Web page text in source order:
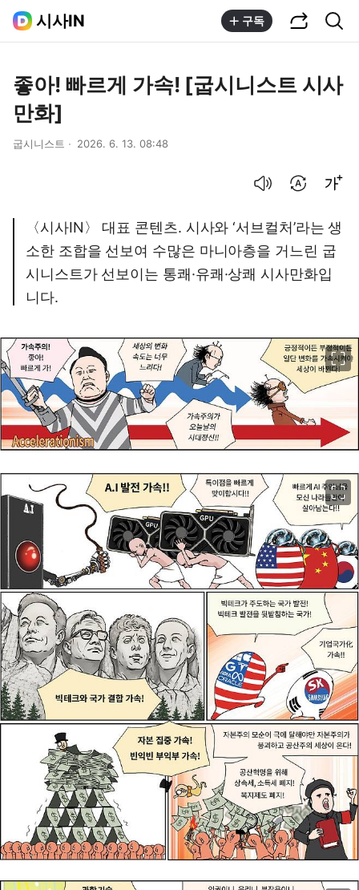
시사IN 구독
좋아! 빠르게 가속! [굽시니스트 시사
만화]
굽시니스트 2026. 6. 13. 08:48
〈시사IN〉 대표 콘텐츠. 시사와 ‘서브컬처’라는 생
소한 조합을 선보여 수많은 마니아층을 거느린 굽
시니스트가 선보이는 통쾌·유쾌·상쾌 시사만화입
니다.